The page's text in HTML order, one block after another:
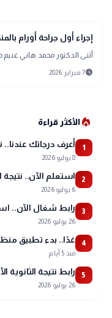
public
الأخبار المحلية
إجراء أول جراحة أورام
أثنى الدكتور محمد هاني
schedule7 فبراير 2026
local_fire_departmentالأكثر قراءة
1 أعرف درجاتك عندنا.. نتيجة
8 يوليو 2026
2 استعلم الآن.. نتيجة الدبلومات الفنية 2026 الرسمي برقم الجلوس ونسب النجاح
6 يوليو 2026
3 رابط شغال الآن.. استعلم عن نتيجة
26 يوليو 2026
4 غدًا.. بدء تطبيق
منذ 5 أيام
5 رابط نتيجة الثانوية الأزهرية 2026 برقم الجلوس.. موعد المؤتمر الصحفي
26 يوليو 2026